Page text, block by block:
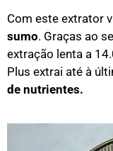
Com este extrator
sumo. Graças ao
extração lenta a
Plus extrai até à
de nutrientes.